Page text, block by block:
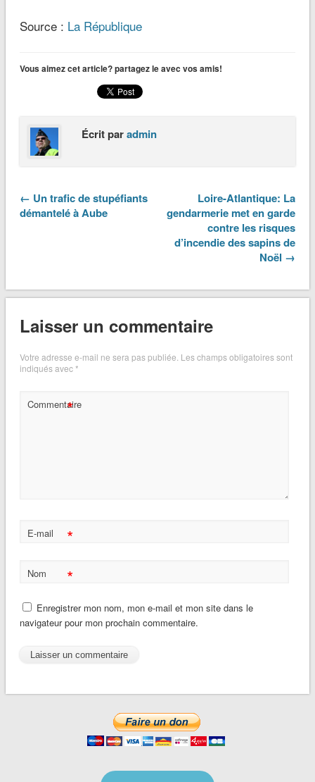
Source : La République
Vous aimez cet article? partagez le avec vos amis!
Écrit paradmin
← Un trafic de stupéfiants
démantelé à Aube
Loire-Atlantique: La
gendarmerie met en garde
contre les risques
d’incendie des sapins de
Noël →
Laisser un commentaire
Votre adresse e-mail ne sera pas publiée. Les champs obligatoires sont
indiqués avec*
Commentaire
*
E-mail *
Nom *
Enregistrer mon nom, mon e-mail et mon site dans le
navigateur pour mon prochain commentaire.